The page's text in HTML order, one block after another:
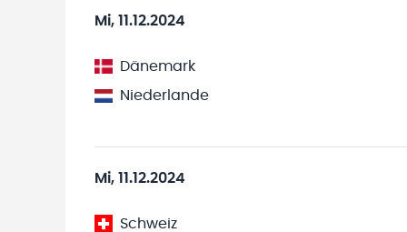
Mi, 11.12.2024
Dänemark
Niederlande
Mi, 11.12.2024
Schweiz